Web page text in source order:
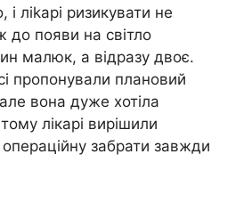
і лikapi pизикувати не
до появи на світло
малюк, а відразу двоє.
пропонували плановий
вона дуже хотіла
лікарі вирішили
забрати завжди